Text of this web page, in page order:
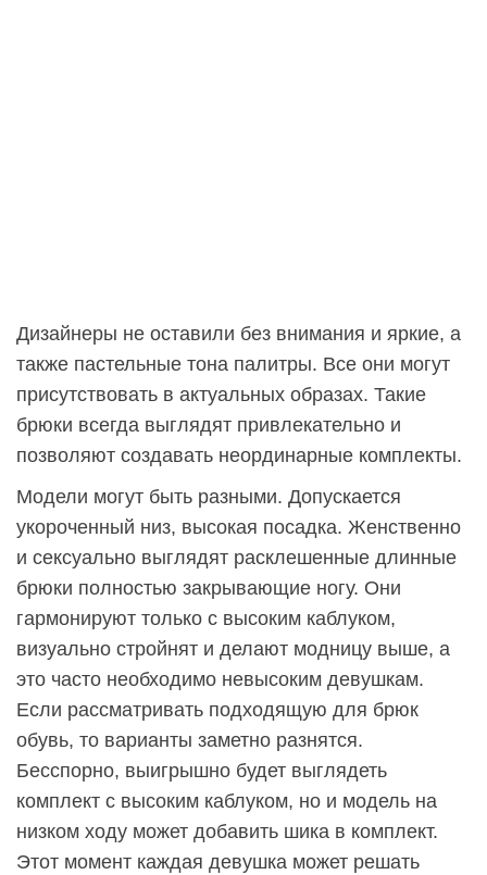
Дизайнеры не оставили без внимания и яркие, а
также пастельные тона палитры. Все они могут
присутствовать в актуальных образах. Такие
брюки всегда выглядят привлекательно и
позволяют создавать неординарные комплекты.
Модели могут быть разными. Допускается
укороченный низ, высокая посадка. Женственно
и сексуально выглядят расклешенные длинные
брюки полностью закрывающие ногу. Они
гармонируют только с высоким каблуком,
визуально стройнят и делают модницу выше, а
это часто необходимо невысоким девушкам.
Если рассматривать подходящую для брюк
обувь, то варианты заметно разнятся.
Бесспорно, выигрышно будет выглядеть
комплект с высоким каблуком, но и модель на
низком ходу может добавить шика в комплект.
Этот момент каждая девушка может решать